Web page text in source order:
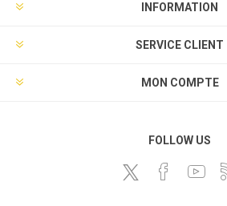
INFORMATION
SERVICE CLIENT
MON COMPTE
FOLLOW US